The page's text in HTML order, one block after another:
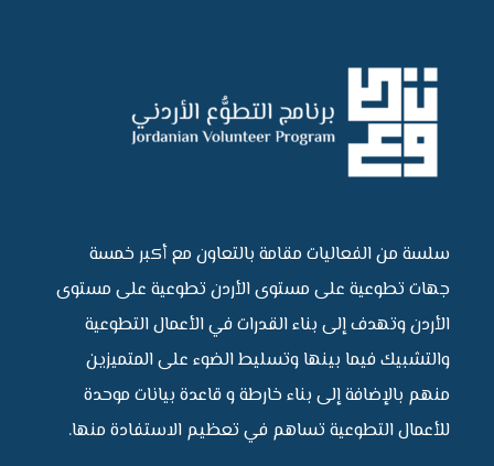
سلسة من الفعاليات مقامة بالتعاون مع أكبر خمسة
جهات تطوعية على مستوى الأردن تطوعية على مستوى
الأردن وتهدف إلى بناء القدرات في الأعمال التطوعية
والتشبيك فيما بينها وتسليط الضوء على المتميزين
منهم بالإضافة إلى بناء خارطة و قاعدة بيانات موحدة
للأعمال التطوعية تساهم في تعظيم الاستفادة منها.